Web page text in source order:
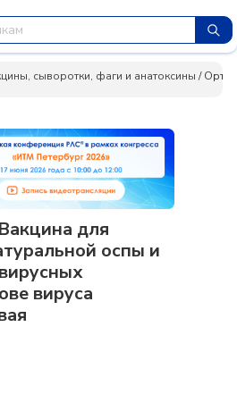
сыворотки, фаги и анатоксины /
для
оспы и
вируса